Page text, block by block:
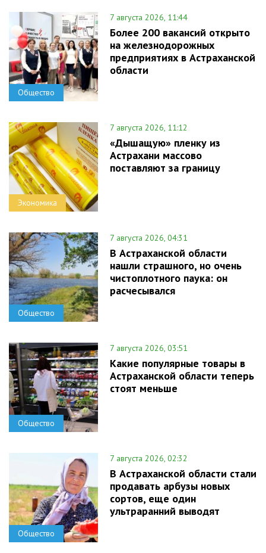
Общество
7 августа 2026, 11:44
Более 200 вакансий открыто
на железнодорожных
предприятиях в Астраханской
области
Экономика
7 августа 2026, 11:12
«Дышащую» пленку из
Астрахани массово
поставляют за границу
Общество
7 августа 2026, 04:31
В Астраханской области
нашли страшного, но очень
чистоплотного паука: он
расчесывался
Общество
7 августа 2026, 03:51
Какие популярные товары в
Астраханской области теперь
стоят меньше
Общество
7 августа 2026, 02:32
В Астраханской области стали
продавать арбузы новых
сортов, еще один
ультраранний выводят